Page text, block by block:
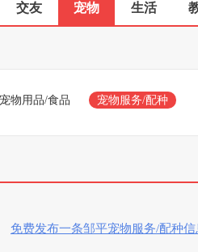
交友 宠物 生活
宠物用品/食品 宠物服务/配种
免费发布一条邹平宠物服务/配种信